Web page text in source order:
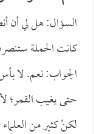
السؤال: هل لي أن
كانت الحملة
الجواب: نعم. لا
حتى يغيب القمر؛
لكنْ كثير من